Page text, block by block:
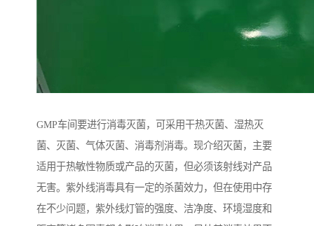
GMP车间要进行消毒灭菌，可采用干热灭菌、湿热灭
菌、灭菌、气体灭菌、消毒剂消毒。现介绍灭菌，主要
适用于热敏性物质或产品的灭菌，但必须该射线对产品
无害。紫外线消毒具有一定的杀菌效力，但在使用中存
在不少问题，紫外线灯管的强度、洁净度、环境湿度和